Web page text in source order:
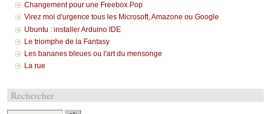
Changement pour une Freebox Pop
Virez moi d'urgence tous les Microsoft, Amazone ou Google
Ubuntu : installer Arduino IDE
Le triomphe de la Fantasy
Les bananes bleues ou l'art du mensonge
La rue
Rechercher